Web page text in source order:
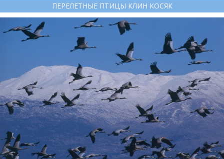
ПЕРЕЛЕТНЫЕ ПТИЦЫ КЛИН КОСЯК